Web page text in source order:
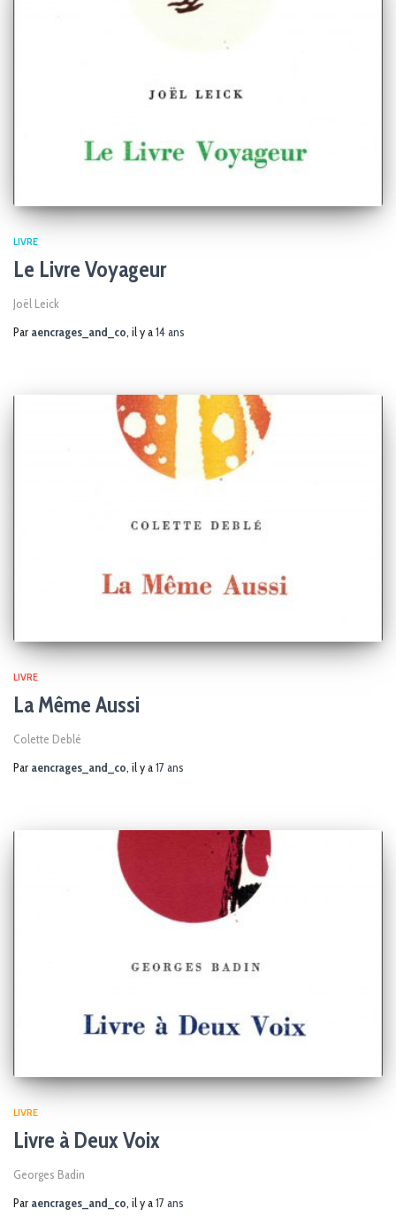
LIVRE
Le Livre Voyageur
Joël Leick
Par aencrages_and_co, il y a14 ans
LIVRE
La Même Aussi
Colette Deblé
Par aencrages_and_co, il y a17 ans
LIVRE
Livre à Deux Voix
Georges Badin
Par aencrages_and_co, il y a17 ans